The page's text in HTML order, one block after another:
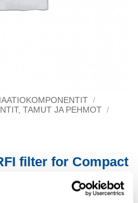
/
TAMUT JA PEHMOT /
filter for Compact